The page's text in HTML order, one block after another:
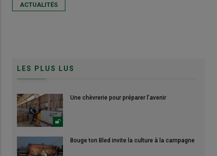
ACTUALITÉS
LES PLUS LUS
Une chèvrerie pour préparer l’avenir
Bouge ton Bled invite la culture à la campagne